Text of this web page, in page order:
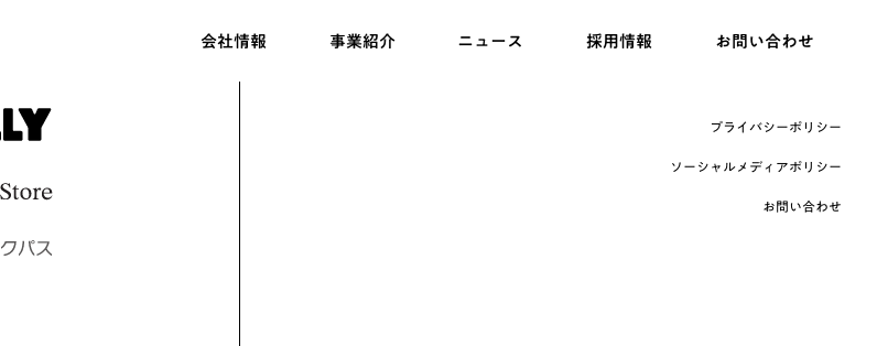
会社情報 事業紹介 ニュース 採用情報 お問い合わせ
プライバシーポリシー
ソーシャルメディアポリシー
お問い合わせ